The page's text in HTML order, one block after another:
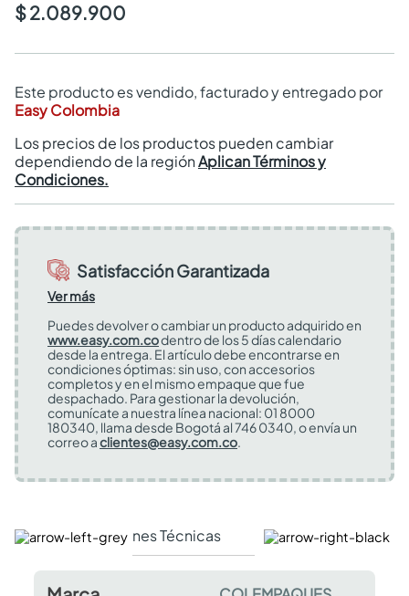
$ 2.089.900
Este producto es vendido, facturado y entregado por
Easy Colombia
Los precios de los productos pueden cambiar
dependiendo de la regiónAplican Términos y
Condiciones.
Satisfacción Garantizada
Ver más
Puedes devolver o cambiar un producto adquirido en
www.easy.com.codentro de los 5 días calendario
desde la entrega. El artículo debe encontrarse en
condiciones óptimas: sin uso, con accesorios
completos y en el mismo empaque que fue
despachado. Para gestionar la devolución,
comunícate a nuestra línea nacional: 01 8000
180340, llama desde Bogotá al 746 0340, o envía un
correo aclientes@easy.com.co.
Especificaciones Técnicas Comentarios y